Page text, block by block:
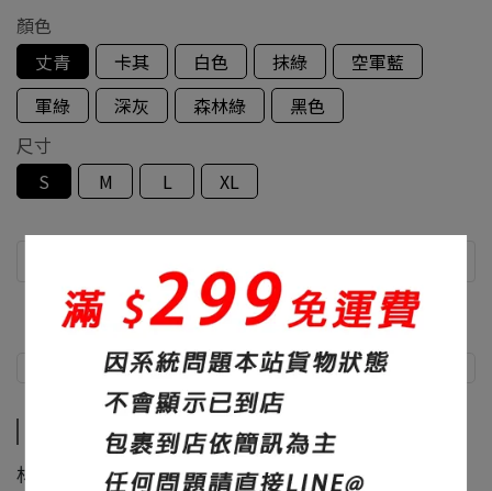
顏色
丈青
卡其 白色 抹綠
空軍藍
軍綠
深灰 森林綠
黑色
尺寸
S
M L XL
商品介紹 尺寸說明
商品介紹
材質：100%聚酯纖維